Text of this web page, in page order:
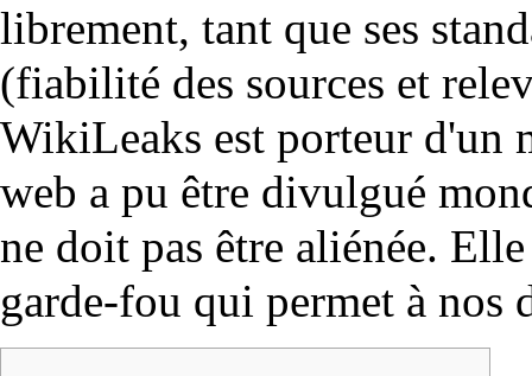
librement, tant que ses
(fiabilité des sources et
WikiLeaks est porteur d'un
web a pu être divulgué
ne doit pas être aliénée.
garde-fou qui permet à nos